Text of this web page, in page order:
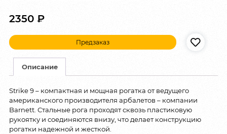
2350 ₽
Предзаказ
Описание
Strike 9 – компактная и мощная рогатка от ведущего
американского производителя арбалетов – компании
Barnett. Стальные рога проходят сквозь пластиковую
рукоятку и соединяются внизу, что делает конструкцию
рогатки надежной и жесткой.